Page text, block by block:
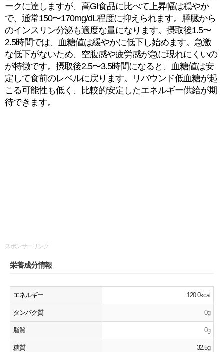
ークに達しますが、高GI食品に比べて上昇幅は穏やか
で、通常150〜170mg/dL程度に抑えられます。膵臓から
のインスリン分泌も適度な量になります。摂取後1.5〜
2.5時間では、血糖値は緩やかに低下し始めます。急激
な低下がないため、空腹感や疲労感が急に現れにくいの
が特徴です。摂取後2.5〜3.5時間になると、血糖値は安
定して食前のレベルに戻ります。リバウンド低血糖が起
こる可能性も低く、比較的安定したエネルギー供給が期
待できます。
スポンサーリンク
栄養成分情報
エネルギー 120.0kcal
タンパク質 0g
脂質 0g
糖質 32.5g